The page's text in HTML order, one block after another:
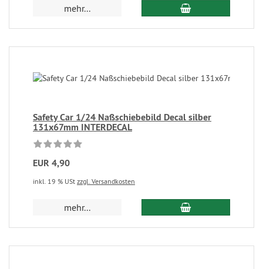
mehr...
Safety Car 1/24 Naßschiebebild Decal silber
131x67mm INTERDECAL
EUR 4,90
inkl. 19 % USt zzgl. Versandkosten
mehr...